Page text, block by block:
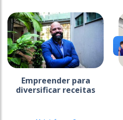
Empreender para
diversificar receitas